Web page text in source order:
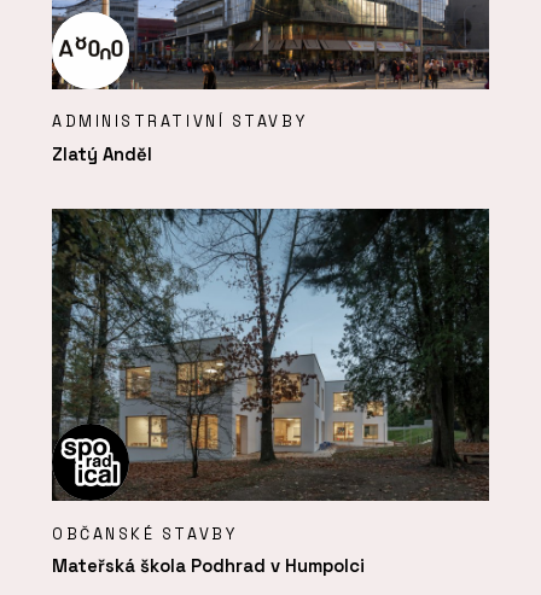
ADMINISTRATIVNÍ STAVBY
Zlatý Anděl
OBČANSKÉ STAVBY
Mateřská škola Podhrad v Humpolci